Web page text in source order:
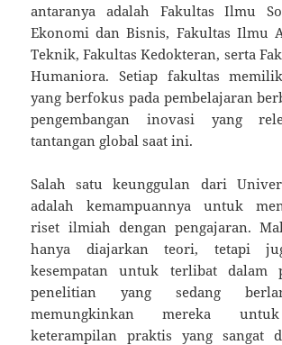
antaranya adalah Fakultas Ilmu
Ekonomi dan Bisnis, Fakultas Ilmu
Teknik, Fakultas Kedokteran, serta
Humaniora. Setiap fakultas
yang berfokus pada pembelajaran
pengembangan inovasi yang
tantangan global saat ini.
Salah satu keunggulan dari
adalah kemampuannya untuk
riset ilmiah dengan pengajaran.
hanya diajarkan teori, tetapi
kesempatan untuk terlibat dalam
penelitian yang sedang
memungkinkan mereka
keterampilan praktis yang sangat